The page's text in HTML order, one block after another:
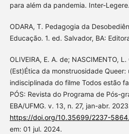
para além da pandemia. Inter-Legere.
ODARA, T. Pedagogia da
Educação. 1. ed. Salvador, BA:
OLIVEIRA, E. A. de; NASCIMENTO,
(Est)Ética da monstruosidade Queer:
indisciplinada do filme Todos estão
PÓS: Revista do Programa de Pós-
EBA/UFMG. v. 13, n. 27, jan-abr.
https://doi.org/10.35699/2237-
em: 01 jul. 2024.